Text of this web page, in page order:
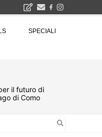
SPECIALI
il futuro di
di Como